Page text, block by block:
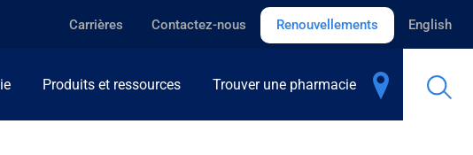
Carrières Contactez-nous Renouvellements English
Produits et ressources Trouver une pharmacie